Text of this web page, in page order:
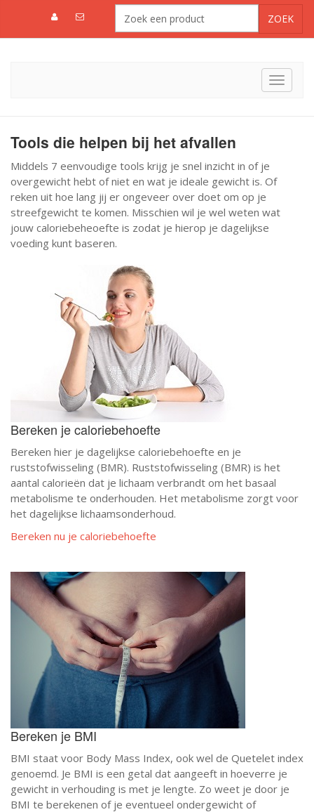
Toggle
Tools die helpen bij het afvallen
Middels 7 eenvoudige tools krijg je snel inzicht in of je
overgewicht hebt of niet en wat je ideale gewicht is. Of
reken uit hoe lang jij er ongeveer over doet om op je
streefgewicht te komen. Misschien wil je wel weten wat
jouw caloriebeheoefte is zodat je hierop je dagelijkse
voeding kunt baseren.
Bereken je caloriebehoefte
Bereken hier je dagelijkse caloriebehoefte en je
ruststofwisseling (BMR). Ruststofwisseling (BMR) is het
aantal calorieën dat je lichaam verbrandt om het basaal
metabolisme te onderhouden. Het metabolisme zorgt voor
het dagelijkse lichaamsonderhoud.
Bereken nu je caloriebehoefte
Bereken je BMI
BMI staat voor Body Mass Index, ook wel de Quetelet index
genoemd. Je BMI is een getal dat aangeeft in hoeverre je
gewicht in verhouding is met je lengte. Zo weet je door je
BMI te berekenen of je eventueel ondergewicht of